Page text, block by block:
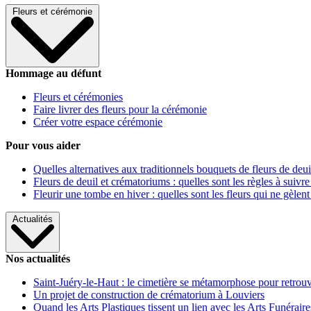
Fleurs et cérémonie
Hommage au défunt
Fleurs et cérémonies
Faire livrer des fleurs pour la cérémonie
Créer votre espace cérémonie
Pour vous aider
Quelles alternatives aux traditionnels bouquets de fleurs de
Fleurs de deuil et crématoriums : quelles sont les règles à
Fleurir une tombe en hiver : quelles sont les fleurs qui ne gèlent
Actualités
Nos actualités
Saint-Juéry-le-Haut : le cimetière se métamorphose pour
Un projet de construction de crématorium à Louviers
Quand les Arts Plastiques tissent un lien avec les Arts